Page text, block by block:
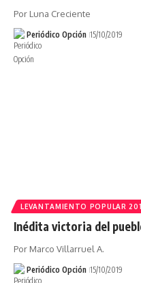
Por Luna Creciente
Periódico Opción 15/10/2019
LEVANTAMIENTO POPULAR
Inédita victoria del
Por Marco Villarruel A.
Periódico Opción 15/10/2019